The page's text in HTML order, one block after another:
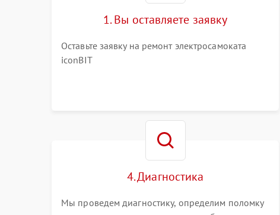
1. Вы оставляете заявку
Оставьте заявку на ремонт электросамоката
iconBIT
4. Диагностика
Мы проведем диагностику, определим поломку